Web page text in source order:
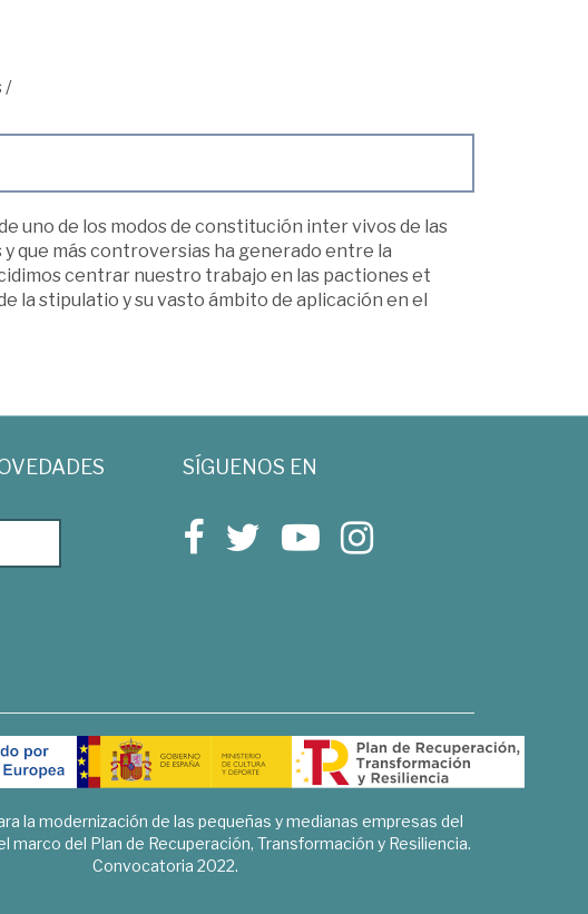
/
uno de los modos de constitución inter vivos de las
que más controversias ha generado entre la
centrar nuestro trabajo en las pactiones et
la stipulatio y su vasto ámbito de aplicación en el
SÍGUENOS EN
la modernización de las pequeñas y medianas empresas del
marco del Plan de Recuperación, Transformación y Resiliencia.
Convocatoria 2022.